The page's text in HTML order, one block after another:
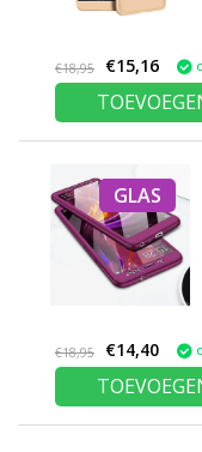
€18,95 €15,16
GLAS
€18,95 €14,40